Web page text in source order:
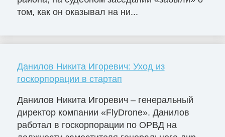
том, как он оказывал на ни...
Данилов Никита Игоревич: Уход из
госкорпорации в стартап
Данилов Никита Игоревич – генеральный
директор компании «FlyDrone». Данилов
работал в госкорпорации по ОРВД на